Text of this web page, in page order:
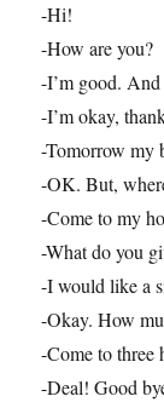
-Hi!
-How are you?
-I’m good.
-I’m okay,
-Tomorrow my
-OK. But,
-Come to my
-What do you
-I would like a
-Okay. How
-Come to three
-Deal! Good